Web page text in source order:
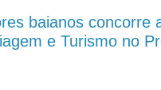
baianos concorre
e Turismo no